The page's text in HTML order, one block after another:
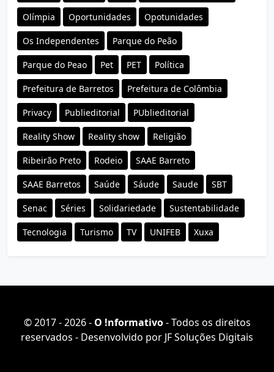
Olímpia Oportunidades Opotunidades
Os Independentes Parque do Peão
Parque do Peao Pet PET Política
Prefeitura de Barretos Prefeitura de Colômbia
Privacy Publieditorial PUblieditorial
Reality Show Reality show Religião
Ribeirão Preto Rodeio SAAE Barreto
SAAE Barretos Saúde Sáude Saude SBT
Senac Séries Solidariedade Sustentabilidade
Tecnologia Turismo TV UNIFEB Xuxa
© 2017 - 2026 - O ǃnformativo- Todos os direitos
reservados - Desenvolvido por JF Soluções Digitais